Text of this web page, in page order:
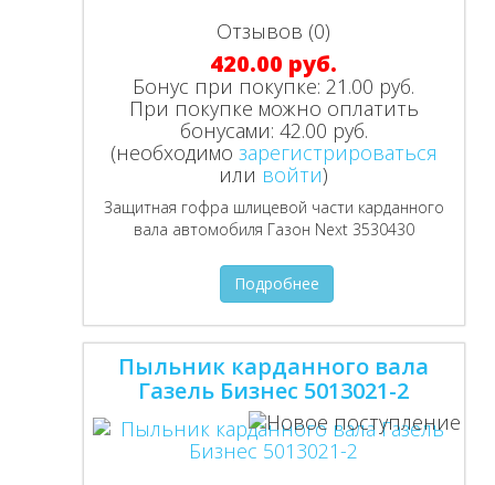
Отзывов (0)
420.00 руб.
Бонус при покупке:21.00 руб.
При покупке можно оплатить
бонусами: 42.00 руб.
(необходимо зарегистрироваться
или войти)
Защитная гофра шлицевой части карданного
вала автомобиля Газон Next 3530430
Подробнее
Пыльник карданного вала
Газель Бизнес 5013021-2